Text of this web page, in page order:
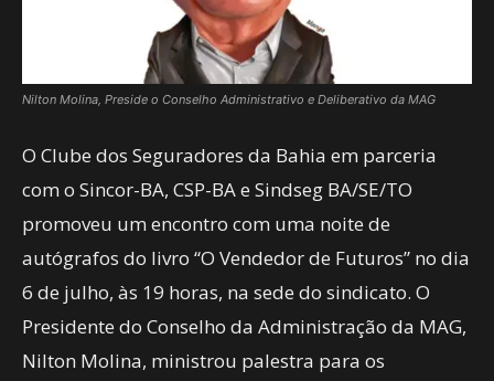
Nilton Molina, Preside o Conselho Administrativo e Deliberativo da MAG
O Clube dos Seguradores da Bahia em parceria
com o Sincor-BA, CSP-BA e Sindseg BA/SE/TO
promoveu um encontro com uma noite de
autógrafos do livro “O Vendedor de Futuros” no dia
6 de julho, às 19 horas, na sede do sindicato. O
Presidente do Conselho da Administração da MAG,
Nilton Molina, ministrou palestra para os